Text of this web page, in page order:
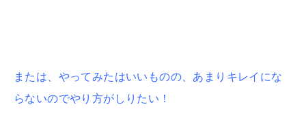
または、やってみたはいいものの、あまりキレイにな
らないのでやり方がしりたい！